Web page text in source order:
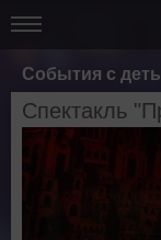
События с
Спектакль